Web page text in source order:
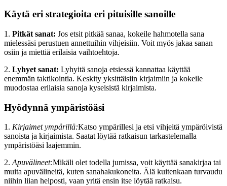
Käytä eri strategioita eri pituisille sanoille
1. Pitkät sanat: Jos etsit pitkää sanaa, kokeile hahmotella sana
mielessäsi perustuen annettuihin vihjeisiin. Voit myös jakaa sanan
osiin ja miettiä erilaisia vaihtoehtoja.
2. Lyhyet sanat: Lyhyitä sanoja etsiessä kannattaa käyttää
enemmän taktikointia. Keskity yksittäisiin kirjaimiin ja kokeile
muodostaa erilaisia sanoja kyseisistä kirjaimista.
Hyödynnä ympäristöäsi
1. Kirjaimet ympärillä:Katso ympärillesi ja etsi vihjeitä ympäröivistä
sanoista ja kirjaimista. Saatat löytää ratkaisun tarkastelemalla
ympäristöäsi laajemmin.
2. Apuvälineet:Mikäli olet todella jumissa, voit käyttää sanakirjaa tai
muita apuvälineitä, kuten sanahakukoneita. Älä kuitenkaan turvaudu
niihin liian helposti, vaan yritä ensin itse löytää ratkaisu.